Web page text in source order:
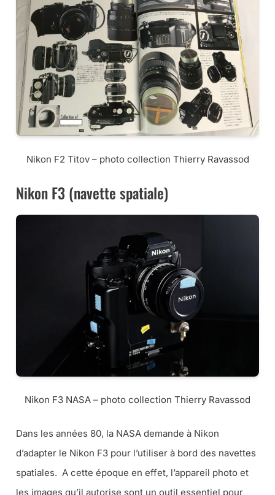
Nikon F2 Titov – photo collection Thierry Ravassod
Nikon F3 (navette spatiale)
Nikon F3 NASA – photo collection Thierry Ravassod
Dans les années 80, la NASA demande à Nikon
d’adapter le Nikon F3 pour l’utiliser à bord des navettes
spatiales. A cette époque en effet, l’appareil photo et
les images qu’il autorise sont un outil essentiel pour